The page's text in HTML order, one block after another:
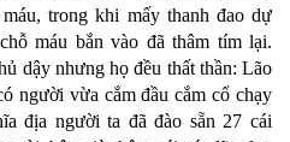
trong khi mấy thanh đao dự
máu bắn vào đã thâm tím lại.
dậy nhưng họ đều thất thần: Lão
người vừa cắm đầu cắm cổ chạy
địa người ta đã đào sẵn 27 cái